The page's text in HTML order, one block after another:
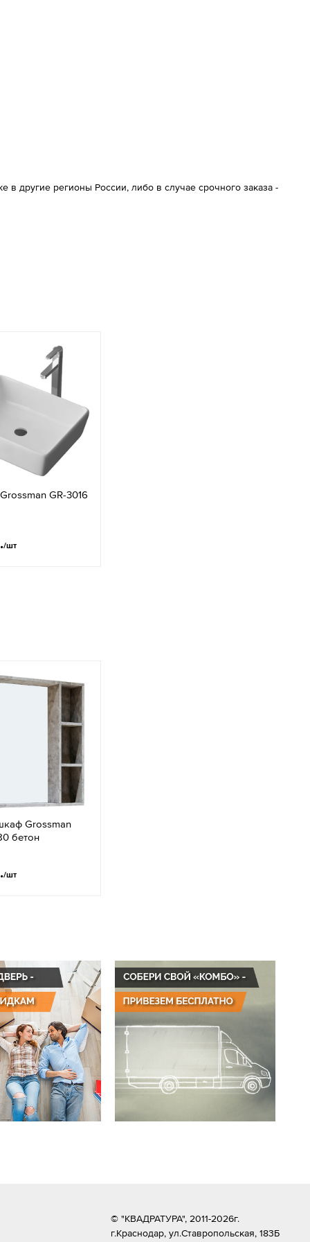
в другие регионы России, либо в случае срочного заказа -
GR-3016
/шт
Grossman
бетон
/шт
© "КВАДРАТУРА", 2011-2026г.
г.Краснодар, ул.Ставропольская, 183Б